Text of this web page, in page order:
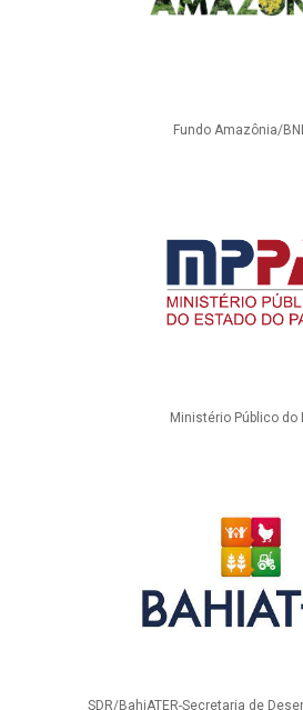
Fundo Amazônia/
Ministério Público do
SDR/BahiATER-Secretaria de